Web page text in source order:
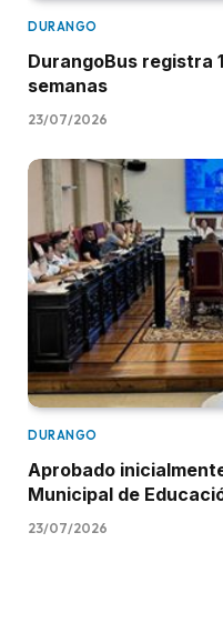
DURANGO
DurangoBus registra
semanas
23/07/2026
DURANGO
Aprobado
Municipal de
23/07/2026